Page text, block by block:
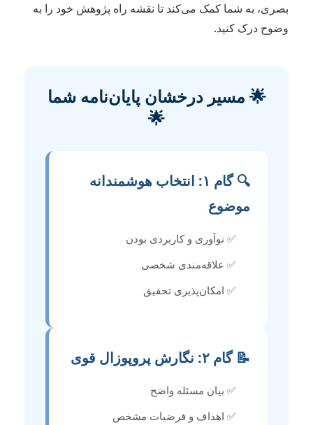
بصری، به شما کمک می‌کند تا نقشه راه پژوهش خود را به
وضوح درک کنید.
🌟 مسیر درخشان پایان‌نامه شما
🌟
🔍 گام ۱: انتخاب هوشمندانه
موضوع
✅ نوآوری و کاربردی بودن
✅ علاقه‌مندی شخصی
✅ امکان‌پذیری تحقیق
📝 گام ۲: نگارش پروپوزال قوی
✅ بیان مسئله واضح
✅ اهداف و فرضیات مشخص